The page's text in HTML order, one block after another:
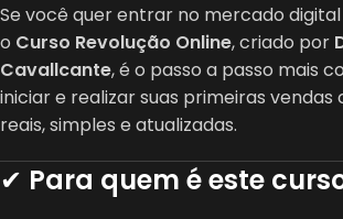
Se você quer entrar no mercado
o Curso Revolução Online, criado por
Cavallcante, é o passo a passo mais
iniciar e realizar suas primeiras
reais, simples e atualizadas.
✔ Para quem é este